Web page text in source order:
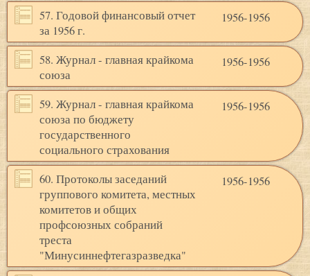
57. Годовой финансовый отчет
за 1956 г.
1956-1956
58. Журнал - главная крайкома
союза
1956-1956
59. Журнал - главная крайкома
союза по бюджету
государственного
социального страхования
1956-1956
60. Протоколы заседаний
группового комитета, местных
комитетов и общих
профсоюзных собраний
треста
"Минусиннефтегазразведка"
1956-1956